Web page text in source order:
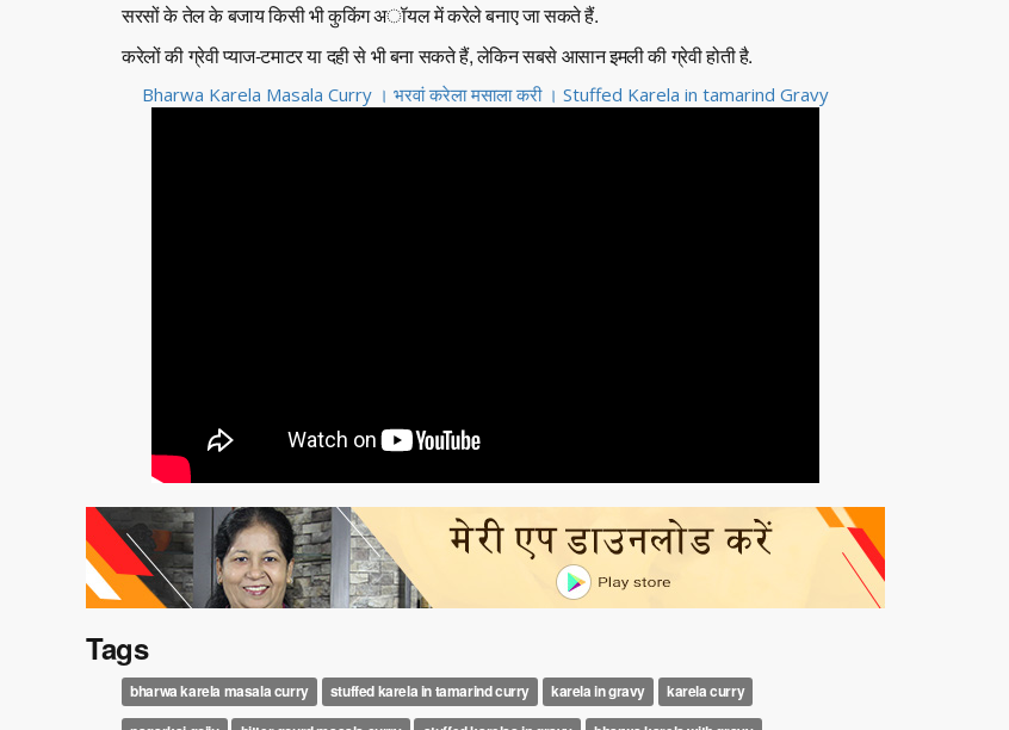
सरसों के तेल के बजाय किसी भी कुकिंग अॉयल में करेले बनाए जा सकते हैं.
करेलों की ग्रेवी प्याज-टमाटर या दही से भी बना सकते हैं, लेकिन सबसे आसान इमली की ग्रेवी होती है.
Bharwa Karela Masala Curry । भरवां करेला मसाला करी । Stuffed Karela in tamarind Gravy
Tags
bharwa karela masala curry stuffed karela in tamarind curry karela in gravy
karela curry